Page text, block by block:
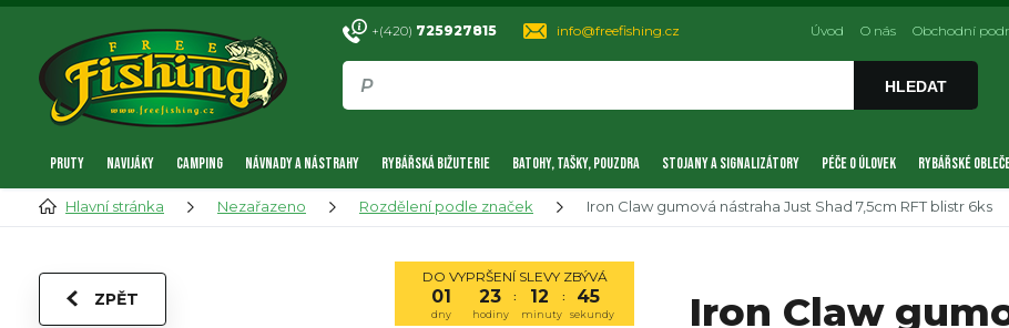
+(420) 725927815 info@freefishing.cz
HLEDAT
Úvod O nás Obchodní
PRUTY NAVIJÁKY CAMPING NÁVNADY A NÁSTRAHY RYBÁŘSKÁ BIŽUTERIE BATOHY, TAŠKY, POUZDRA STOJANY A SIGNALIZÁTORY PÉČE O ÚLOVEK RYBÁŘSKÉ
Hlavní stránka Nezařazeno Rozdělení podle značek Iron Claw gumová nástraha Just Shad 7,5cm RFT blistr 6ks
ZPĚT
DO VYPRŠENÍ SLEVY ZBÝVÁ
01 23 : 12 : 44
dny hodiny minuty sekundy
Iron Claw